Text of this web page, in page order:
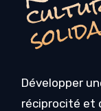
Développer
réciprocité et